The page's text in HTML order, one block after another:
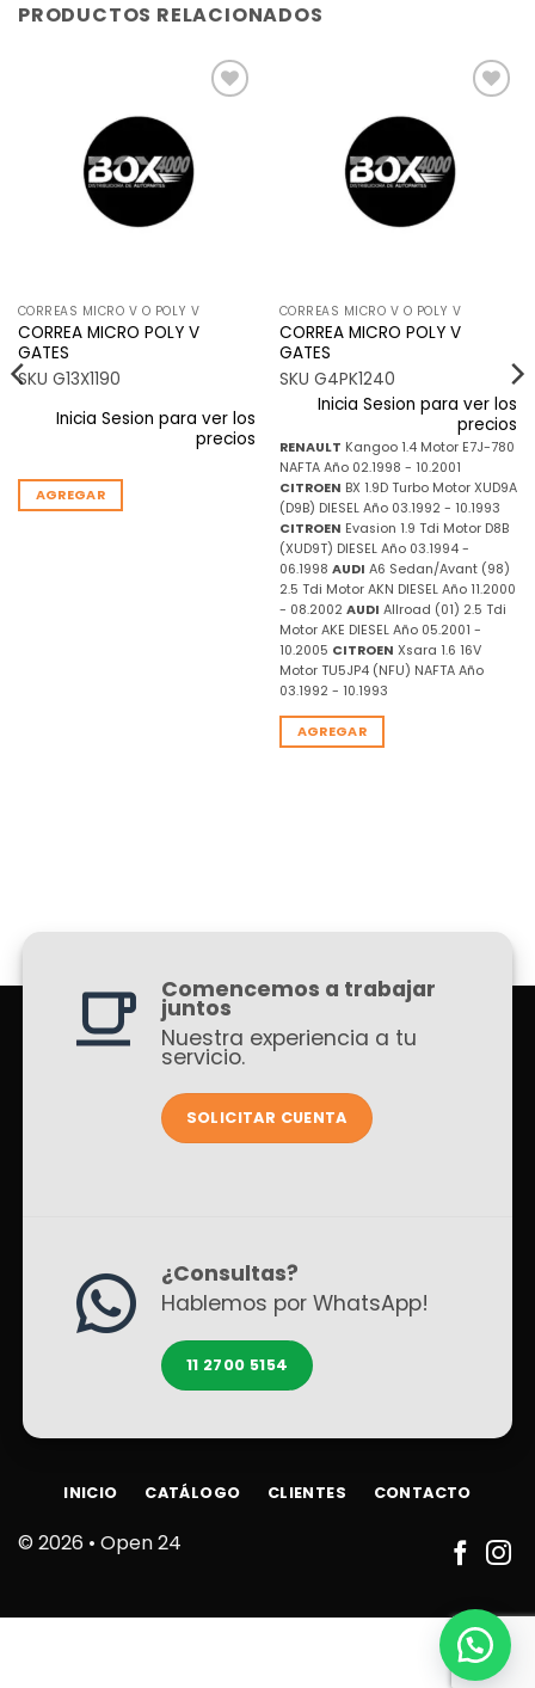
PRODUCTOS RELACIONADOS
deseos
CORREAS MICRO V O POLY V
CORREA MICRO POLY V
GATES
SKU G13X1190
Inicia Sesion para ver los
precios
AGREGAR
deseos
CORREAS MICRO V O POLY V
CORREA MICRO POLY V
GATES
SKU G4PK1240
Inicia Sesion para ver los
precios
RENAULT Kangoo 1.4 Motor E7J-780
NAFTA Año 02.1998 - 10.2001
CITROEN BX 1.9D Turbo Motor XUD9A
(D9B) DIESEL Año 03.1992 - 10.1993
CITROEN Evasion 1.9 Tdi Motor D8B
(XUD9T) DIESEL Año 03.1994 -
06.1998 AUDI A6 Sedan/Avant (98)
2.5 Tdi Motor AKN DIESEL Año 11.2000
- 08.2002 AUDI Allroad (01) 2.5 Tdi
Motor AKE DIESEL Año 05.2001 -
10.2005 CITROEN Xsara 1.6 16V
Motor TU5JP4 (NFU) NAFTA Año
03.1992 - 10.1993
AGREGAR
Comencemos a trabajar
juntos
Nuestra experiencia a tu
servicio.
SOLICITAR CUENTA
¿Consultas?
Hablemos por WhatsApp!
11 2700 5154
© 2026 • Open 24
INICIO CATÁLOGO CLIENTES CONTACTO